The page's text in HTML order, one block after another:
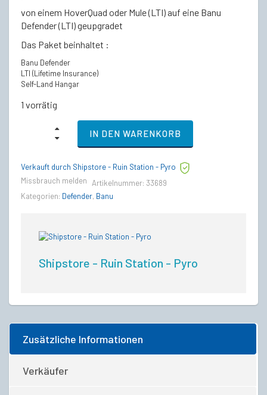
€250,00
von einem HoverQuad oder Mule (LTI) auf eine Banu
Defender (LTI) geupgradet
Das Paket beinhaltet :
Banu Defender
LTI (Lifetime Insurance)
Self-Land Hangar
1 vorrätig
Lebenslange
Versicherung
IN DEN WARENKORB
Verkauft durch Shipstore - Ruin Station - Pyro
Missbrauch melden Artikelnummer: 33689
Kategorien: Defender, Banu
Shipstore - Ruin Station - Pyro
Zusätzliche Informationen
Verkäufer